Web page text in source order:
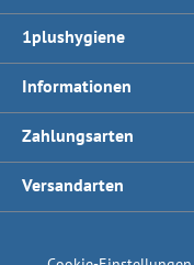
1plushygiene
Informationen
Zahlungsarten
Versandarten